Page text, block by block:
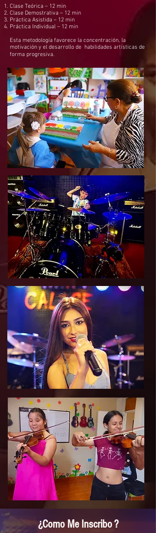
Clase Teórica – 12 min
Clase Demostrativa – 12 min
Práctica Asistida – 12 min
Práctica Individual – 12 min
Esta metodología favorece la concentración, la
motivación y el desarrollo de habilidades artísticas de
forma progresiva.
¿Como Me Inscribo ?